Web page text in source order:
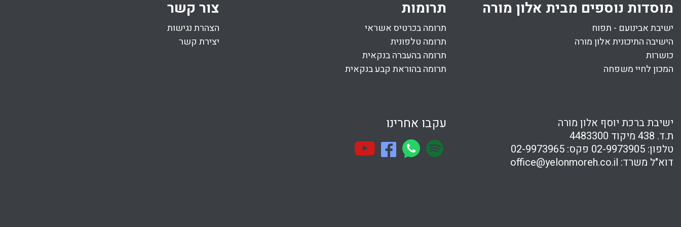
מוסדות נוספים מבית אלון מורה
ישיבת אבינועם - תפוח
הישיבה התיכונית אלון מורה
כושרות
המכון לחיי משפחה
תרומות
תרומה בכרטיס אשראי
תרומה טלפונית
תרומה בהעברה בנקאית
תרומה בהוראת קבע בנקאית
צור קשר
הצהרת נגישות
יצירת קשר
ישיבת ברכת יוסף אלון מורה
ת.ד. 438 מיקוד 4483300
טלפון: 02-9973905 פקס: 02-9973965
דוא"ל משרד: office@yelonmoreh.co.il
עקבו אחרינו